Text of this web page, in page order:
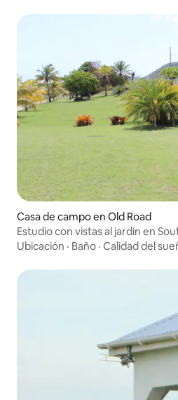
Casa de campo en Old Road
Estudio con vistas al jardín en
Ubicación · Baño · Calidad del